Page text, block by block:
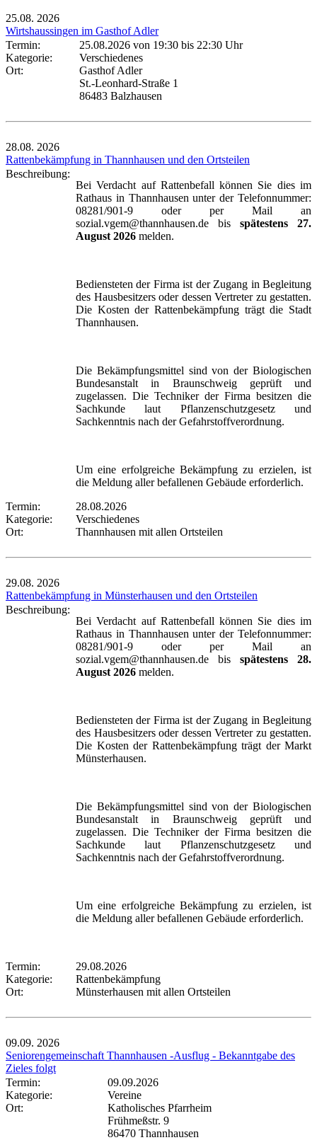
25.08. 2026
Wirtshaussingen im Gasthof Adler
Termin:
25.08.2026 von 19:30 bis 22:30 Uhr
Kategorie:
Verschiedenes
Ort:
Gasthof Adler
St.-Leonhard-Straße 1
86483 Balzhausen
28.08. 2026
Rattenbekämpfung in Thannhausen und den Ortsteilen
Beschreibung:
Bei Verdacht auf Rattenbefall können Sie dies im
Rathaus in Thannhausen unter der Telefonnummer:
08281/901-9 oder per Mail an
sozial.vgem@thannhausen.de bis spätestens 27.
August 2026 melden.
Bediensteten der Firma ist der Zugang in Begleitung
des Hausbesitzers oder dessen Vertreter zu gestatten.
Die Kosten der Rattenbekämpfung trägt die Stadt
Thannhausen.
Die Bekämpfungsmittel sind von der Biologischen
Bundesanstalt in Braunschweig geprüft und
zugelassen. Die Techniker der Firma besitzen die
Sachkunde laut Pflanzenschutzgesetz und
Sachkenntnis nach der Gefahrstoffverordnung.
Um eine erfolgreiche Bekämpfung zu erzielen, ist
die Meldung aller befallenen Gebäude erforderlich.
Termin:
28.08.2026
Kategorie:
Verschiedenes
Ort:
Thannhausen mit allen Ortsteilen
29.08. 2026
Rattenbekämpfung in Münsterhausen und den Ortsteilen
Beschreibung:
Bei Verdacht auf Rattenbefall können Sie dies im
Rathaus in Thannhausen unter der Telefonnummer:
08281/901-9 oder per Mail an
sozial.vgem@thannhausen.de bis spätestens 28.
August 2026 melden.
Bediensteten der Firma ist der Zugang in Begleitung
des Hausbesitzers oder dessen Vertreter zu gestatten.
Die Kosten der Rattenbekämpfung trägt der Markt
Münsterhausen.
Die Bekämpfungsmittel sind von der Biologischen
Bundesanstalt in Braunschweig geprüft und
zugelassen. Die Techniker der Firma besitzen die
Sachkunde laut Pflanzenschutzgesetz und
Sachkenntnis nach der Gefahrstoffverordnung.
Um eine erfolgreiche Bekämpfung zu erzielen, ist
die Meldung aller befallenen Gebäude erforderlich.
Termin:
29.08.2026
Kategorie:
Rattenbekämpfung
Ort:
Münsterhausen mit allen Ortsteilen
09.09. 2026
Seniorengemeinschaft Thannhausen -Ausflug - Bekanntgabe des
Zieles folgt
Termin:
09.09.2026
Kategorie:
Vereine
Ort:
Katholisches Pfarrheim
Frühmeßstr. 9
86470 Thannhausen